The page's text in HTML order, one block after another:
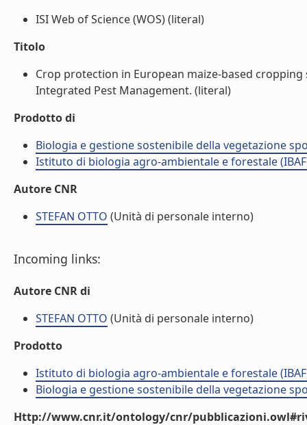
ISI Web of Science (WOS) (literal)
Titolo
Crop protection in European maize-based
Integrated Pest Management. (literal)
Prodotto di
Biologia e gestione sostenibile della vegetazione
Istituto di biologia agro-ambientale e forestale
Autore CNR
STEFAN OTTO (Unità di personale interno)
Incoming links:
Autore CNR di
STEFAN OTTO (Unità di personale interno)
Prodotto
Istituto di biologia agro-ambientale e forestale
Biologia e gestione sostenibile della vegetazione
Http://www.cnr.it/ontology/cnr/